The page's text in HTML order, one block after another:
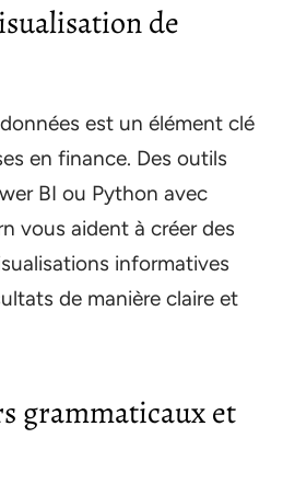
de
est un élément clé
en finance. Des outils
BI ou Python avec
vous aident à créer des
informatives
de manière claire et
grammaticaux et